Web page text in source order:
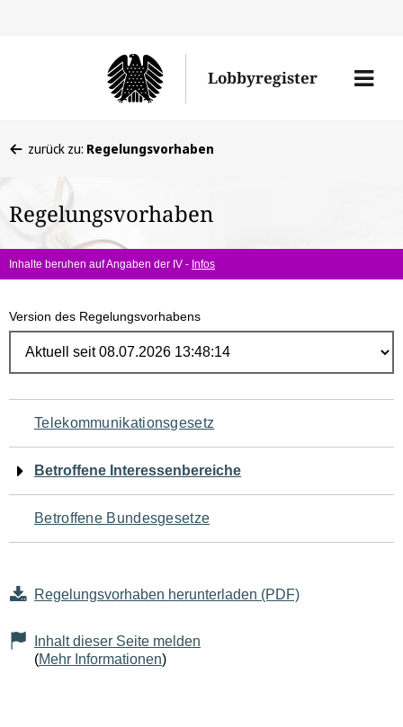
Lobbyregister
Menü
befinden
hier:
zurück zu: Regelungsvorhaben
Regelungsvorhaben
Inhalte beruhen auf Angaben der IV - Infos
Version des Regelungsvorhabens
Navigation
für
den
Seiteninhalt
Telekommunikationsgesetz
Betroffene Interessenbereiche
Betroffene Bundesgesetze
Regelungsvorhaben herunterladen (PDF)
Inhalt dieser Seite melden
(Mehr Informationen)